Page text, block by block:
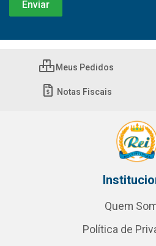
Meus Pedidos
Notas Fiscais
Quem
Política de